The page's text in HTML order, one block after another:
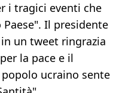
i tragici eventi che
Il presidente
un tweet ringrazia
la pace e il
ucraino sente